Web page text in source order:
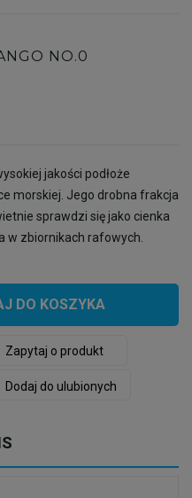
NO.0
jakości podłoże
morskiej. Jego drobna frakcja
sprawdzi się jako cienka
w zbiornikach rafowych.
DO KOSZYKA
Zapytaj o produkt
Dodaj do ulubionych